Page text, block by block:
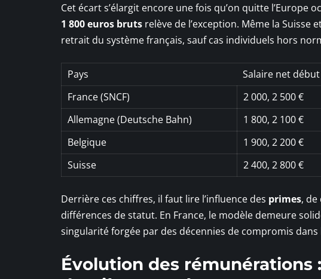
Cet écart s’élargit encore une fois qu’on quitte
1 800 euros bruts relève de l’exception. Même la Suisse
retrait du système français, sauf cas individuels hors
Pays Salaire net
France (SNCF)
2 000, 2 500 €
Allemagne (Deutsche Bahn)
1 800, 2 100 €
Belgique
1 900, 2 200 €
Suisse
2 400, 2 800 €
Derrière ces chiffres, il faut lire l’influence des primes,
différences de statut. En France, le modèle demeure
singularité forgée par des décennies de compromis dans
Évolution des rémunérations